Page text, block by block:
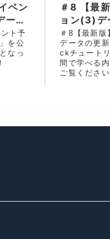
ベン
ータ
ト予
を公
なっ
＃8 【最
ョン(3)デ
予約アプ
を公開し
＃8【最新
データの更
ckチュート
間で学べる
ご覧くださ